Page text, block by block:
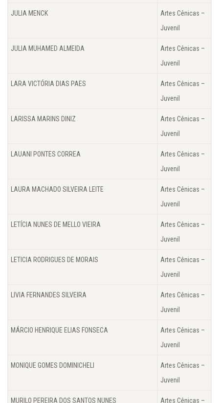
JULIA MENCK
Artes Cênicas –
Juvenil
JULIA MUHAMED ALMEIDA
Artes Cênicas –
Juvenil
LARA VICTÓRIA DIAS PAES
Artes Cênicas –
Juvenil
LARISSA MARINS DINIZ
Artes Cênicas –
Juvenil
LAUANI PONTES CORREA
Artes Cênicas –
Juvenil
LAURA MACHADO SILVEIRA LEITE
Artes Cênicas –
Juvenil
LETÍCIA NUNES DE MELLO VIEIRA
Artes Cênicas –
Juvenil
LETICIA RODRIGUES DE MORAIS
Artes Cênicas –
Juvenil
LIVIA FERNANDES SILVEIRA
Artes Cênicas –
Juvenil
MÁRCIO HENRIQUE ELIAS FONSECA
Artes Cênicas –
Juvenil
MONIQUE GOMES DOMINICHELI
Artes Cênicas –
Juvenil
MURILO PEREIRA DOS SANTOS NUNES
Artes Cênicas –